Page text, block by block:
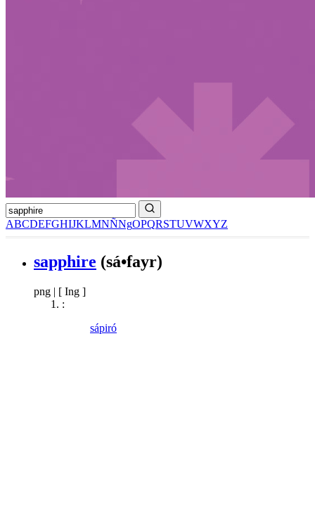
ABCDEFGHIJKLMNÑNgOPQRSTUVWXYZ
sapphire (sá•fayr)
png | [ Ing ]
:
sápiró